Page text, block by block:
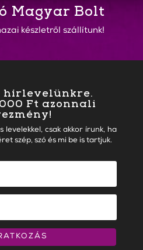
Magyar Bolt
készletről szállítunk!
hírlevelünkre.
Ft azonnali
levelekkel, csak akkor írunk, ha
szép, szó és mi be is tartjuk.